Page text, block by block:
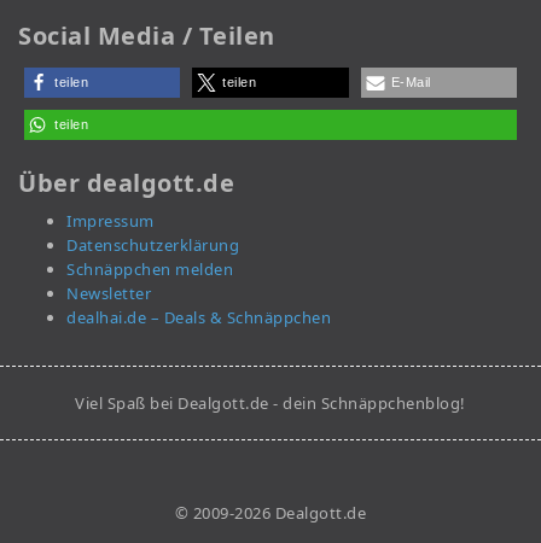
Social Media / Teilen
teilen teilen E-Mail
teilen
Über dealgott.de
Impressum
Datenschutzerklärung
Schnäppchen melden
Newsletter
dealhai.de – Deals & Schnäppchen
Viel Spaß bei Dealgott.de - dein Schnäppchenblog!
© 2009-2026 Dealgott.de